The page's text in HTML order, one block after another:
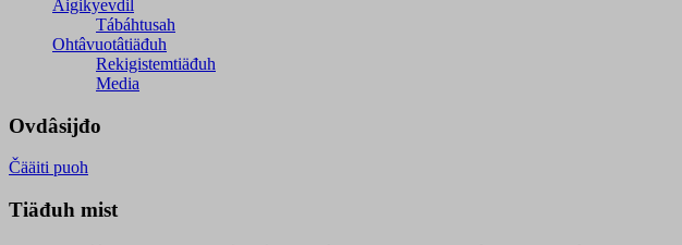
Äigikyevdil
Tábáhtusah
Ohtâvuotâtiäđuh
Rekigistemtiäđuh
Media
Ovdâsijđo
Čääiti puoh
Tiäđuh mist